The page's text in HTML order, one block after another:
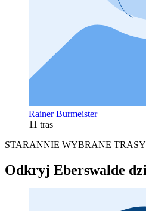
Rainer Burmeister
11 tras
STARANNIE WYBRANE TRASY
Odkryj Eberswalde